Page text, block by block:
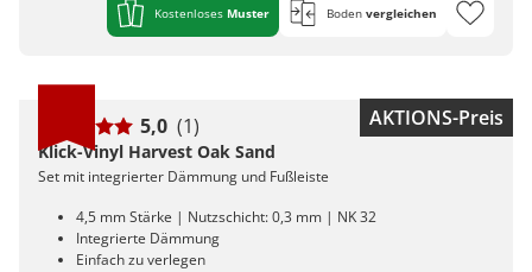
Kostenloses Muster Boden vergleichen
AKTIONS-Preis
5,0 (1)
Klick-Vinyl Harvest Oak Sand
Set mit integrierter Dämmung und Fußleiste
4,5 mm Stärke | Nutzschicht: 0,3 mm | NK 32
Integrierte Dämmung
Einfach zu verlegen